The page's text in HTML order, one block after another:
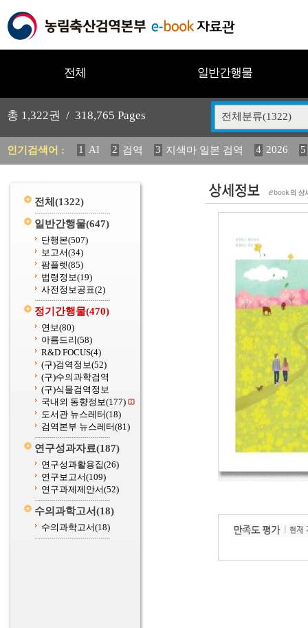
전체 일반간행물
총 1,322권 / 318,765 Pages 전체분류(1322)
인기검색어 : 1 AI 2 검역 3 지색마 일본 검역 4 2026
5
11 2025 12 중독성 식물 도감 13 媛 異 14
전체 (1322)
일반간행물(647)
단행본(507)
보고서(34)
팜플렛(85)
법령정보(19)
사전정보공표(2)
정기간행물(470)
연보(80)
아름드리(58)
R&D FOCUS(4)
(구)검역정보(52)
(구)수의과학검역
(구)식물검역정보
국내외 동향정보(177)
도서관 뉴스레터(18)
검역본부 뉴스레터(81)
연구성과자료(187)
연구성과활용집(26)
연구보고서(109)
연구과제제안서(52)
수의과학고서(18)
수의과학고서(18)